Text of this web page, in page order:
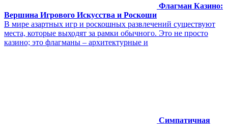
Флагман Казино:
Вершина Игрового Искусства и Роскоши
В мире азартных игр и роскошных развлечений существуют
места, которые выходят за рамки обычного. Это не просто
казино; это флагманы – архитектурные и
Симпатичная